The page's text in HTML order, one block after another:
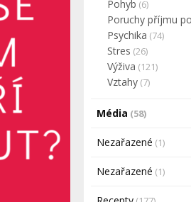
Pohyb (6)
Poruchy příjmu
Psychika (74)
Stres (26)
Výživa (121)
Vztahy (7)
Média (58)
Nezařazené (1)
Nezařazené (1)